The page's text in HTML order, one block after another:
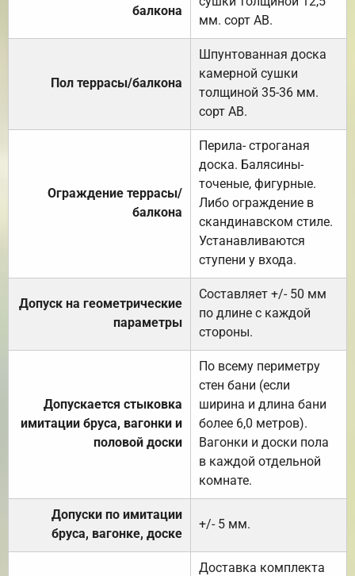
балкона
мм. сорт АВ.
Пол террасы/балкона
Шпунтованная доска
камерной сушки
толщиной 35-36 мм.
сорт АВ.
Ограждение террасы/
балкона
Перила- строганая
доска. Балясины-
точеные, фигурные.
Либо ограждение в
скандинавском стиле.
Устанавливаются
ступени у входа.
Допуск на геометрические
параметры
Составляет +/- 50 мм
по длине с каждой
стороны.
Допускается стыковка
имитации бруса, вагонки и
половой доски
По всему периметру
стен бани (если
ширина и длина бани
более 6,0 метров).
Вагонки и доски пола
в каждой отдельной
комнате.
Допуски по имитации
бруса, вагонке, доске
+/- 5 мм.
Доставка комплекта